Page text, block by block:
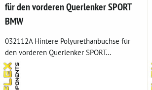
für den vorderen Querlenker SPORT
BMW
032112A Hintere Polyurethanbuchse für
den vorderen Querlenker SPORT...